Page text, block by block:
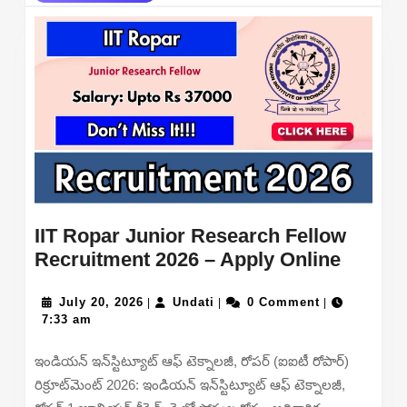
MORE
IIT Ropar Junior Research Fellow
Recruitment 2026 – Apply OnlineIIT
Junior
Fellow
July 20, 2026 July
| Undati Undati
| 0 Comment |
7:33 am
ఇండియన్ ఇన్‌స్టిట్యూట్ ఆఫ్ టెక్నాలజీ, రోపర్ (ఐఐటీ రోపార్)
రిక్రూట్‌మెంట్ 2026: ఇండియన్ ఇన్‌స్టిట్యూట్ ఆఫ్ టెక్నాలజీ,